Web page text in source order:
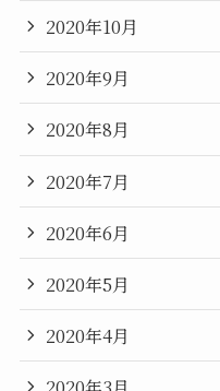
2020年10月
2020年9月
2020年8月
2020年7月
2020年6月
2020年5月
2020年4月